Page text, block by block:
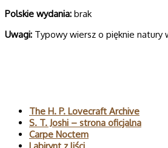
Pol­skie wydania: brak
Uwagi: Typowy wiersz o pięknie natury
The H. P. Lovecraft Archive
S. T. Joshi – strona oficjalna
Carpe Noctem